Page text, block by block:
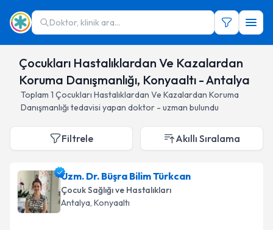
Doktor, klinik ara...
Çocukları Hastalıklardan Ve Kazalardan
Koruma Danışmanlığı, Konyaaltı - Antalya
Toplam 1 Çocukları Hastalıklardan Ve Kazalardan Koruma
Danışmanlığı tedavisi yapan doktor - uzman bulundu
Filtrele Akıllı Sıralama
Uzm. Dr. Büşra Bilim Türkcan
Çocuk Sağlığı ve Hastalıkları
Antalya, Konyaaltı